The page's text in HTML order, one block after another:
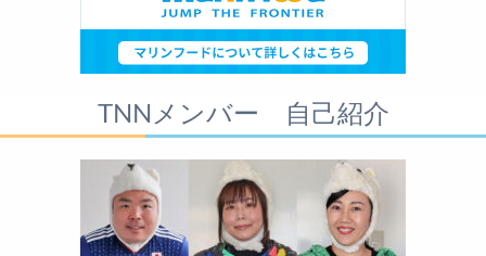
TNNメンバー 自己紹介